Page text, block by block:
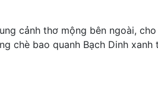
cảnh thơ mộng bên ngoài,
chè bao quanh Bạch Dinh xanh